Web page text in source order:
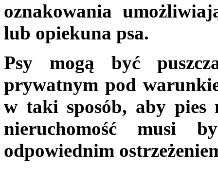
oznakowania
lub opiekuna psa.
Psy mogą być
prywatnym pod
w taki sposób, aby pies
nieruchomość musi
odpowiednim